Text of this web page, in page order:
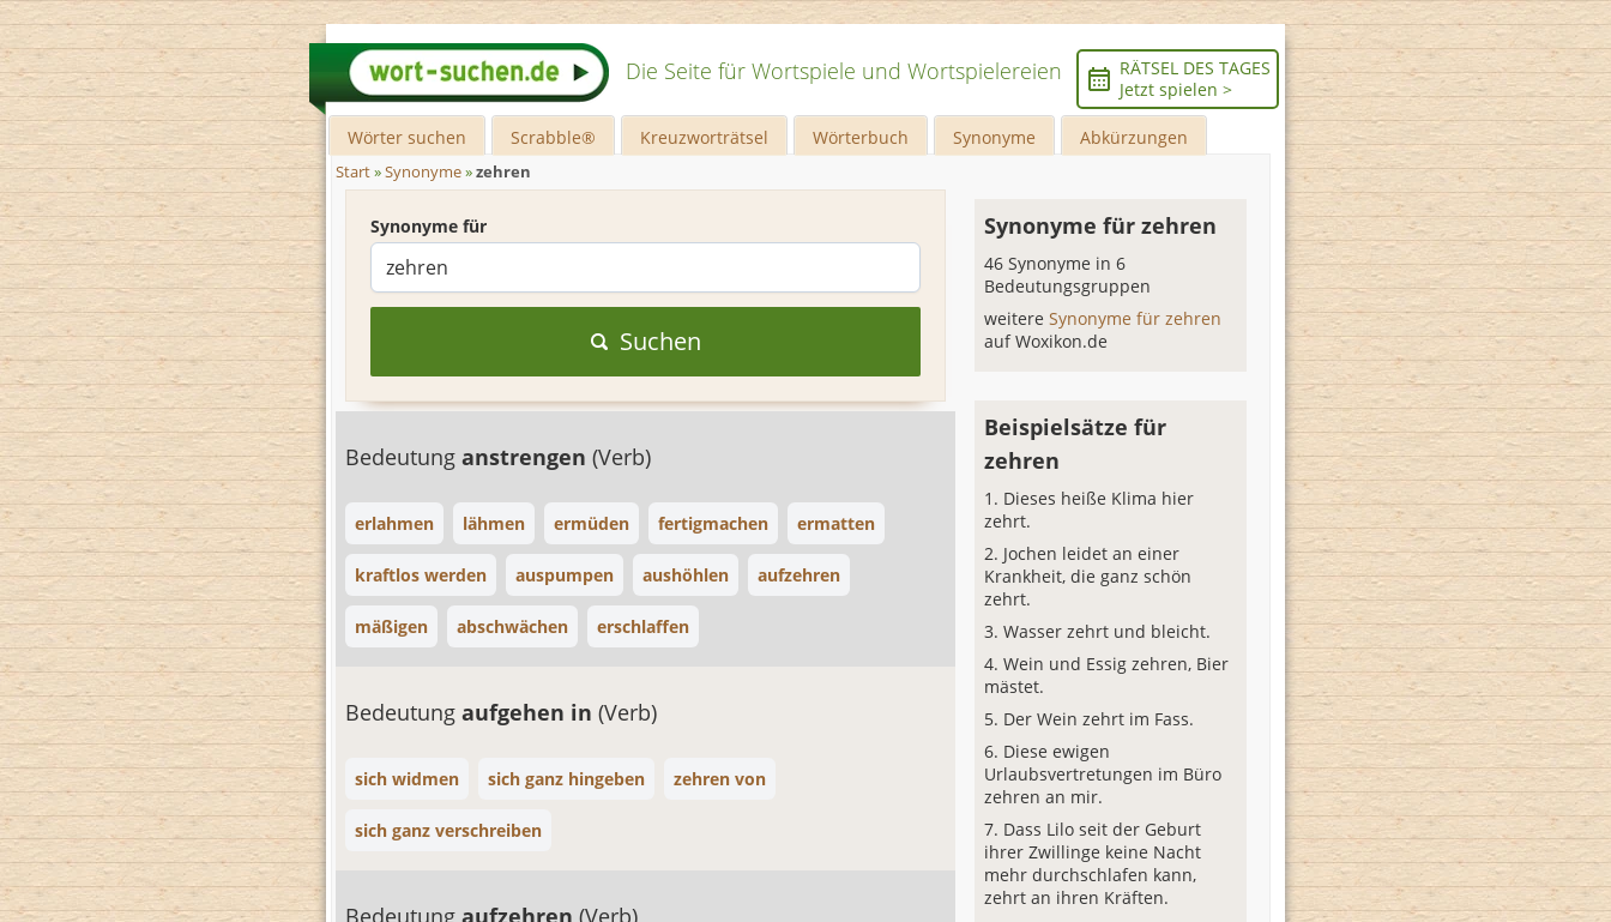
Die Seite für Wortspiele und Wortspielereien
RÄTSEL DES TAGES
Jetzt spielen >
Wörter suchen Scrabble® Kreuzworträtsel Wörterbuch Synonyme Abkürzungen
Start»Synonyme»zehren
Synonyme für
Suchen
Bedeutung anstrengen (Verb)
erlahmen lähmen ermüden fertigmachen ermatten
kraftlos werden auspumpen aushöhlen aufzehren
mäßigen abschwächen erschlaffen
Bedeutung aufgehen in (Verb)
sich widmen sich ganz hingeben zehren von
sich ganz verschreiben
Bedeutung aufzehren (Verb)
Synonyme für zehren
46 Synonyme in 6
Bedeutungsgruppen
weitereSynonyme für zehren
auf Woxikon.de
Beispielsätze für
zehren
Dieses heiße Klima hier
zehrt.
Jochen leidet an einer
Krankheit, die ganz schön
zehrt.
Wasser zehrt und bleicht.
Wein und Essig zehren, Bier
mästet.
Der Wein zehrt im Fass.
Diese ewigen
Urlaubsvertretungen im Büro
zehren an mir.
Dass Lilo seit der Geburt
ihrer Zwillinge keine Nacht
mehr durchschlafen kann,
zehrt an ihren Kräften.